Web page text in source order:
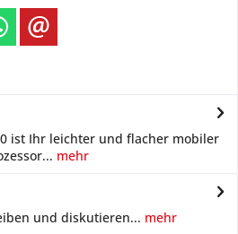
ist Ihr leichter und flacher mobiler
mehr
und diskutieren... mehr